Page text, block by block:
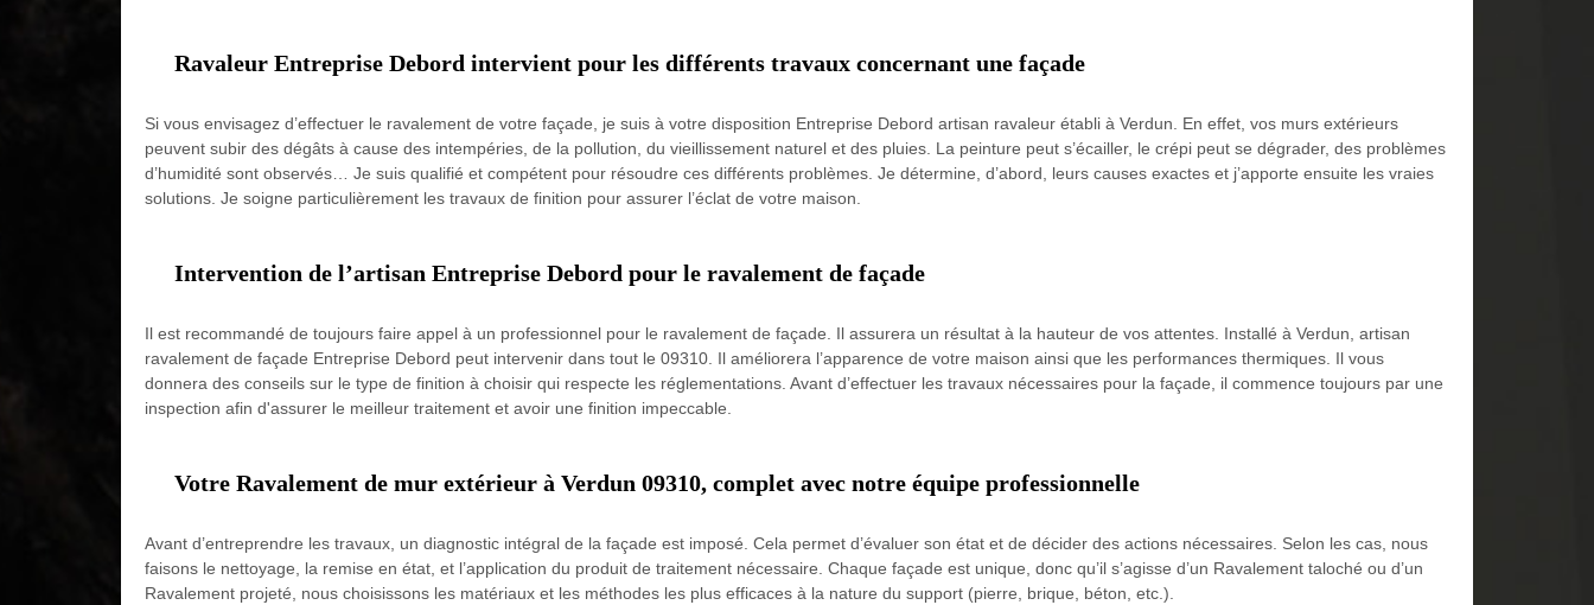
Ravaleur Entreprise Debord intervient pour les différents travaux concernant une façade
Si vous envisagez d’effectuer le ravalement de votre façade, je suis à votre disposition Entreprise Debord artisan ravaleur établi à Verdun. En effet, vos murs extérieurs
peuvent subir des dégâts à cause des intempéries, de la pollution, du vieillissement naturel et des pluies. La peinture peut s’écailler, le crépi peut se dégrader, des problèmes
d’humidité sont observés… Je suis qualifié et compétent pour résoudre ces différents problèmes. Je détermine, d’abord, leurs causes exactes et j’apporte ensuite les vraies
solutions. Je soigne particulièrement les travaux de finition pour assurer l’éclat de votre maison.
Intervention de l’artisan Entreprise Debord pour le ravalement de façade
Il est recommandé de toujours faire appel à un professionnel pour le ravalement de façade. Il assurera un résultat à la hauteur de vos attentes. Installé à Verdun, artisan
ravalement de façade Entreprise Debord peut intervenir dans tout le 09310. Il améliorera l’apparence de votre maison ainsi que les performances thermiques. Il vous
donnera des conseils sur le type de finition à choisir qui respecte les réglementations. Avant d’effectuer les travaux nécessaires pour la façade, il commence toujours par une
inspection afin d'assurer le meilleur traitement et avoir une finition impeccable.
Votre Ravalement de mur extérieur à Verdun 09310, complet avec notre équipe professionnelle
Avant d’entreprendre les travaux, un diagnostic intégral de la façade est imposé. Cela permet d’évaluer son état et de décider des actions nécessaires. Selon les cas, nous
faisons le nettoyage, la remise en état, et l’application du produit de traitement nécessaire. Chaque façade est unique, donc qu’il s’agisse d’un Ravalement taloché ou d’un
Ravalement projeté, nous choisissons les matériaux et les méthodes les plus efficaces à la nature du support (pierre, brique, béton, etc.).